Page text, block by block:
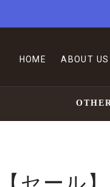
HOME ABOUT US